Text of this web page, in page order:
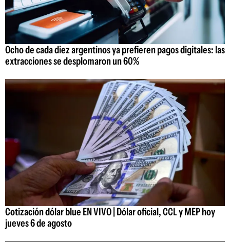
Ocho de cada diez argentinos ya prefieren pagos digitales: las
extracciones se desplomaron un 60%
Cotización dólar blue EN VIVO | Dólar oficial, CCL y MEP hoy
jueves 6 de agosto